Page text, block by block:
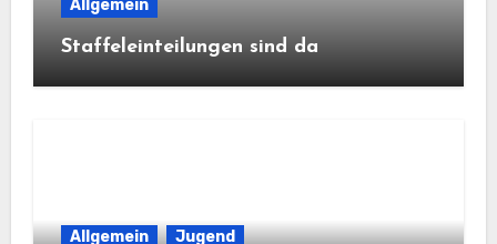
Allgemein
Staffeleinteilungen sind da
Allgemein Jugend